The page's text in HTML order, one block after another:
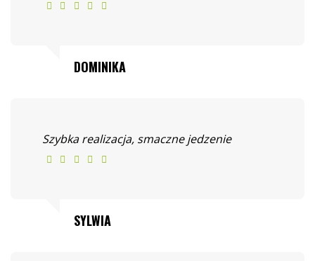
DOMINIKA
Szybka realizacja, smaczne jedzenie
SYLWIA